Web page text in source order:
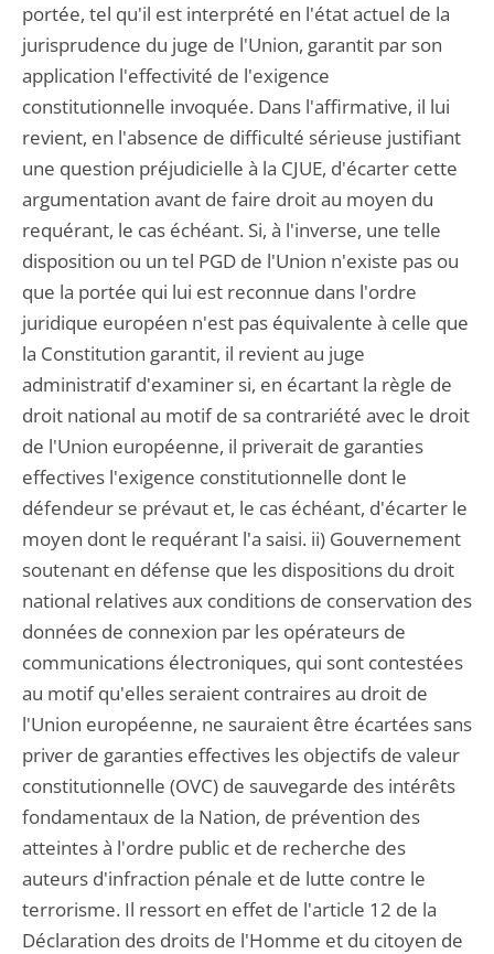
portée, tel qu'il est interprété en l'état actuel de la
jurisprudence du juge de l'Union, garantit par son
application l'effectivité de l'exigence
constitutionnelle invoquée. Dans l'affirmative, il lui
revient, en l'absence de difficulté sérieuse justifiant
une question préjudicielle à la CJUE, d'écarter cette
argumentation avant de faire droit au moyen du
requérant, le cas échéant. Si, à l'inverse, une telle
disposition ou un tel PGD de l'Union n'existe pas ou
que la portée qui lui est reconnue dans l'ordre
juridique européen n'est pas équivalente à celle que
la Constitution garantit, il revient au juge
administratif d'examiner si, en écartant la règle de
droit national au motif de sa contrariété avec le droit
de l'Union européenne, il priverait de garanties
effectives l'exigence constitutionnelle dont le
défendeur se prévaut et, le cas échéant, d'écarter le
moyen dont le requérant l'a saisi. ii) Gouvernement
soutenant en défense que les dispositions du droit
national relatives aux conditions de conservation des
données de connexion par les opérateurs de
communications électroniques, qui sont contestées
au motif qu'elles seraient contraires au droit de
l'Union européenne, ne sauraient être écartées sans
priver de garanties effectives les objectifs de valeur
constitutionnelle (OVC) de sauvegarde des intérêts
fondamentaux de la Nation, de prévention des
atteintes à l'ordre public et de recherche des
auteurs d'infraction pénale et de lutte contre le
terrorisme. Il ressort en effet de l'article 12 de la
Déclaration des droits de l'Homme et du citoyen de